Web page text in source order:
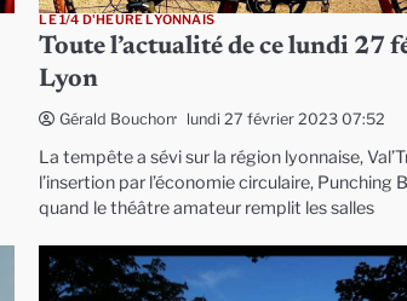
LE 1/4 D'HEURE LYONNAIS
Toute l’actualité de ce lundi 27
Lyon
Gérald Bouchon lundi 27 février 2023 07:52
La tempête a sévi sur la région lyonnaise,
l’insertion par l’économie circulaire, Punching
quand le théâtre amateur remplit les salles